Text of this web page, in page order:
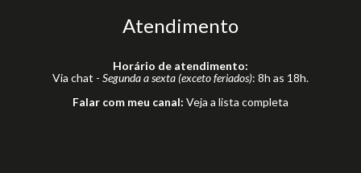
Atendimento
Horário de atendimento:
Via chat - Segunda a sexta (exceto feriados): 8h as 18h.
Falar com meu canal: Veja a lista completa